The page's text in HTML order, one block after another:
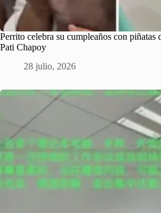
Perrito celebra su cumpleaños con piñatas
Pati Chapoy
28 julio, 2026